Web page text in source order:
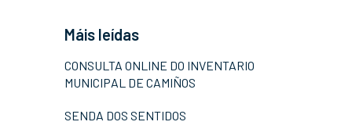
Máis leídas
CONSULTA ONLINE DO INVENTARIO
MUNICIPAL DE CAMIÑOS
SENDA DOS SENTIDOS